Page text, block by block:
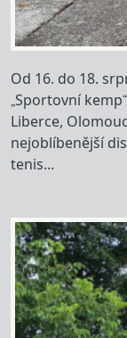
Od 16. do 18.
„Sportovní
Liberce,
nejoblíbenější
tenis...
Image